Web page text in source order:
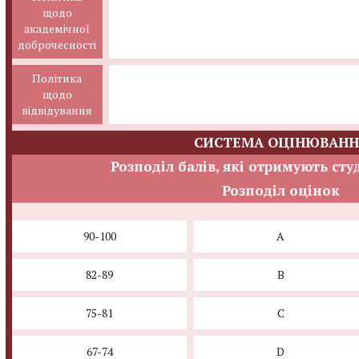
щодо
академічної
доброчесності
Політика
щодо
відвідування
СИСТЕМА
Розподіл балів, які отримують
Розподіл оцінок
90-100 A
82-89 B
75-81 C
67-74 D